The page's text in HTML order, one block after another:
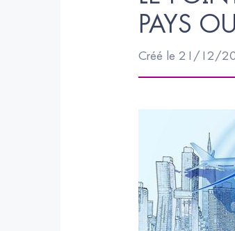
PAYS
Créé le 21/12/